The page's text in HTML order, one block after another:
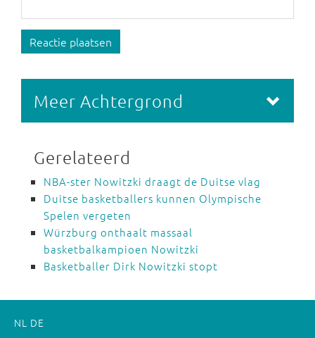
Reactie plaatsen
Meer Achtergrond
Gerelateerd
NBA-ster Nowitzki draagt de Duitse vlag
Duitse basketballers kunnen Olympische
Spelen vergeten
Würzburg onthaalt massaal
basketbalkampioen Nowitzki
Basketballer Dirk Nowitzki stopt
NL DE